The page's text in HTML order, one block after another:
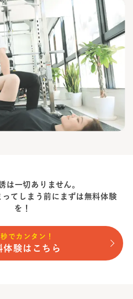
は一切ありません。
てしまう前に まずは無料体験
を！
でカンタン！
体験はこちら